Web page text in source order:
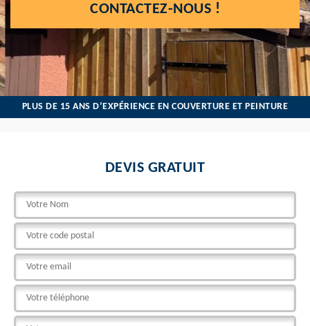
CONTACTEZ-NOUS !
PLUS DE 15 ANS D’EXPÉRIENCE EN COUVERTURE ET PEINTURE
DEVIS GRATUIT